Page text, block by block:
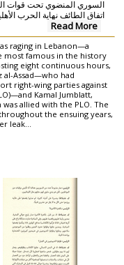
اتفاق الطائف نهاية الحرب
Read More
raging in Lebanon—a
most famous in the history
eight continuous hours,
al-Assad—who had
right-wing parties against
Kamal Jumblatt,
allied with the PLO. The
the ensuing years,
leak...